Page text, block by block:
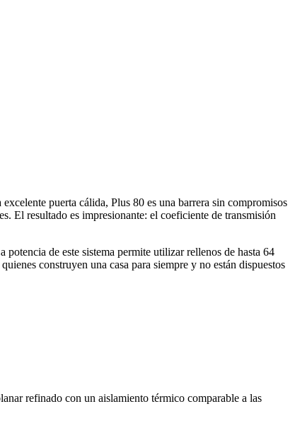
puerta cálida, Plus 80 es una barrera sin compromisos
El resultado es impresionante: el coeficiente de transmisión
de este sistema permite utilizar rellenos de hasta 64
construyen una casa para siempre y no están dispuestos
refinado con un aislamiento térmico comparable a las